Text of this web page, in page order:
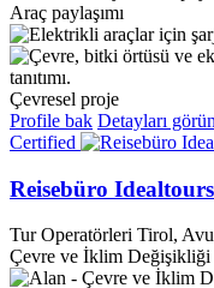
Araç paylaşımı
Çevresel proje
Profile bak Detayları
Certified
Reisebüro
Tur Operatörleri Tirol,
Çevre ve İklim Değişikliği